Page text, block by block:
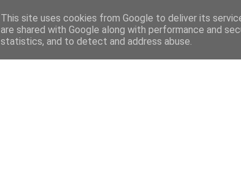
Home Features Menciones Mega Menu
This site uses cookies from Google to deliver its
are shared with Google along with performance and
statistics, and to detect and address abuse.